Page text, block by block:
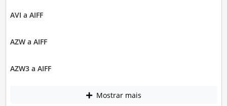
AVI a AIFF
AZW a AIFF
AZW3 a AIFF
Mostrar mais